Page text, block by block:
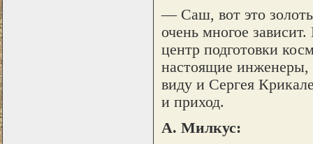
— Саш, вот это
очень многое
центр подготовки
настоящие инженеры,
виду и Сергея
и приход.
А. Милкус: